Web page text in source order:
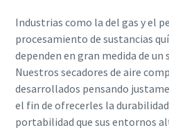
Industrias como la del gas y el
procesamiento de sustancias
dependen en gran medida de
Nuestros secadores de aire
desarrollados pensando
el fin de ofrecerles la
portabilidad que sus entornos